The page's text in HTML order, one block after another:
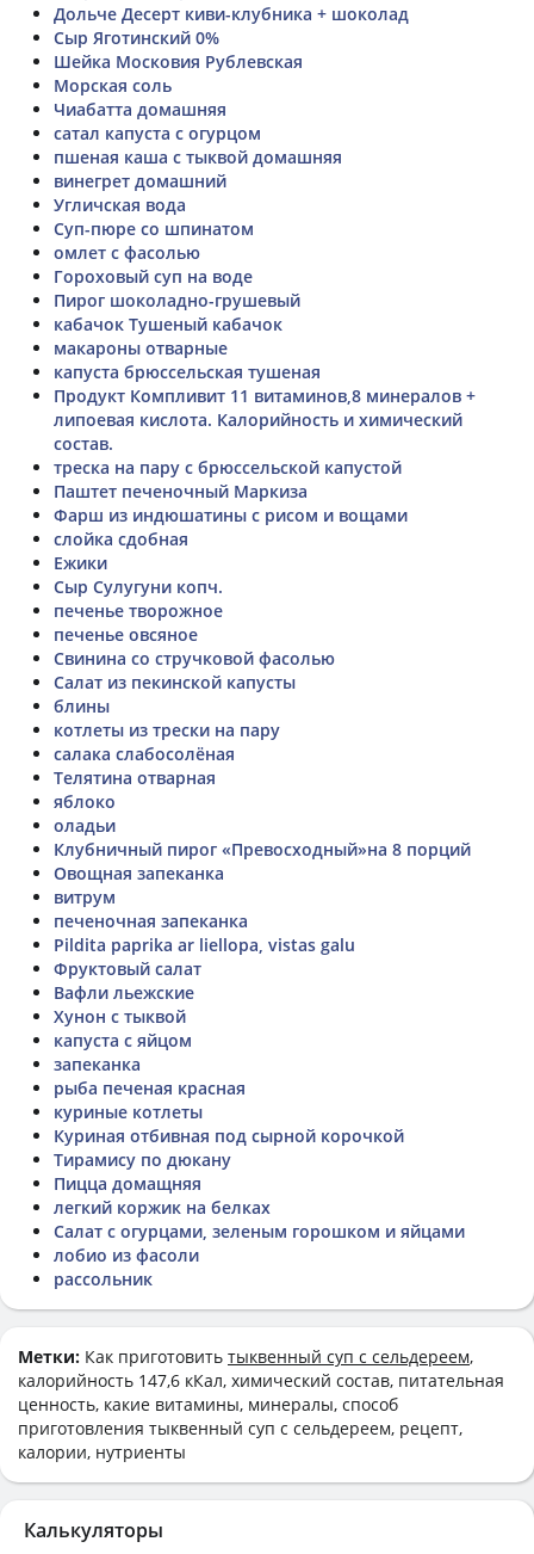
Дольче Десерт киви-клубника + шоколад
Сыр Яготинский 0%
Шейка Московия Рублевская
Морская соль
Чиабатта домашняя
сатал капуста с огурцом
пшеная каша с тыквой домашняя
винегрет домашний
Угличская вода
Суп-пюре со шпинатом
омлет с фасолью
Гороховый суп на воде
Пирог шоколадно-грушевый
кабачок Тушеный кабачок
макароны отварные
капуста брюссельская тушеная
Продукт Компливит 11 витаминов,8 минералов +
липоевая кислота. Калорийность и химический
состав.
треска на пару с брюссельской капустой
Паштет печеночный Маркиза
Фарш из индюшатины с рисом и вощами
слойка сдобная
Ежики
Сыр Сулугуни копч.
печенье творожное
печенье овсяное
Свинина со стручковой фасолью
Салат из пекинской капусты
блины
котлеты из трески на пару
салака слабосолёная
Телятина отварная
яблоко
оладьи
Клубничный пирог «Превосходный»на 8 порций
Овощная запеканка
витрум
печеночная запеканка
Pildita paprika ar liellopa, vistas galu
Фруктовый салат
Вафли льежские
Хунон с тыквой
капуста с яйцом
запеканка
рыба печеная красная
куриные котлеты
Куриная отбивная под сырной корочкой
Тирамису по дюкану
Пицца домащняя
легкий коржик на белках
Салат с огурцами, зеленым горошком и яйцами
лобио из фасоли
рассольник
Метки: Как приготовить тыквенный суп с сельдереем,
калорийность 147,6 кКал, химический состав, питательная
ценность, какие витамины, минералы, способ
приготовления тыквенный суп с сельдереем, рецепт,
калории, нутриенты
Калькуляторы